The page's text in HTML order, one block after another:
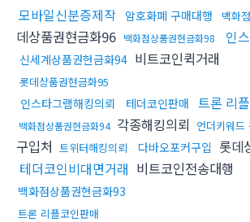
모바일신분증제작 암호화폐 구매대행 백화
데상품권현금화96 백화점상품권현금화98 인
신세계상품권현금화94 비트코인퀵거래
롯데상품권현금화95
인스타그램해킹의뢰 테더코인판매 트론 리
백화점상품권현금화94 각종해킹의뢰 언더키워드
구입처
트위터해킹의뢰 다바오포커구입 롯데
테더코인비대면거래 비트코인전송대행
백화점상품권현금화93
트론 리플코인판매